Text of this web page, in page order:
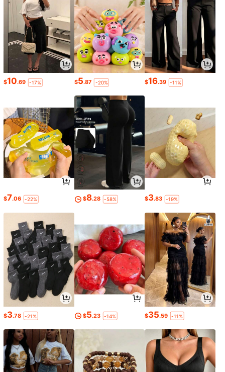
$10.69 -17% $5.87 -20% $16.39 -11%
$7.06 -22% $8.28 -58% $3.83 -19%
$3.78 -21% $5.23 -14% $35.59 -11%